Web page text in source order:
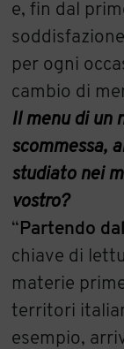
e, fin dal
per ogni
cambio di
Il menu di un
scommessa,
studiato nei
vostro?
“ Partendo
chiave di
materie
territori
esempio,